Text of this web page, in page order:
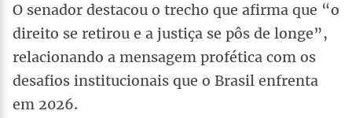
O senador destacou o trecho que afirma que “o
direito se retirou e a justiça se pôs de longe”,
relacionando a mensagem profética com os
desafios institucionais que o Brasil enfrenta
em 2026.